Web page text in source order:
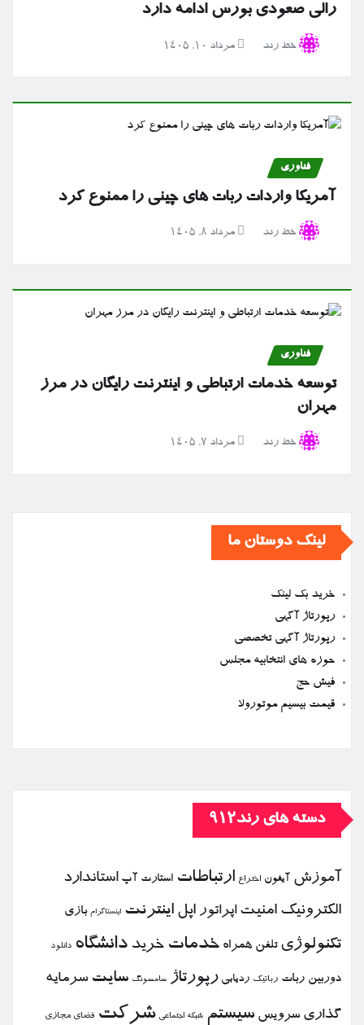
رالی صعودی بورس ادامه دارد
خط رند مرداد ۱۰, ۱۴۰۵
فناوری
آمریکا واردات ربات های چینی را ممنوع کرد
خط رند مرداد ۸, ۱۴۰۵
فناوری
توسعه خدمات ارتباطی و اینترنت رایگان در مرز
مهران
خط رند مرداد ۷, ۱۴۰۵
لینک دوستان ما
خرید بک لینک
رپورتاژ آگهی
رپورتاژ آگهی تخصصی
حوزه های انتخابیه مجلس
فیش حج
قیمت بیسیم موتورولا
دسته های رند912
آموزش آیفون اختراع ارتباطات استارت آپ استاندارد
الكترونیك امنیت اپراتور اپل اینترنت اینستاگرام بازی
تكنولوژی تلفن همراه خدمات خرید دانشگاه دانلود
دوربین ربات رباتیك ردیابی رپورتاژ سامسونگ سایت سرمایه
گذاری سرویس سیستم شبكه اجتماعی شركت فضای مجازی